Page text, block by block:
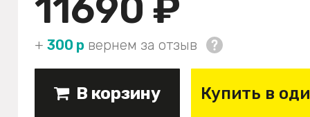
11690 ₽
+ 300 р вернем за отзыв
В корзину Купить в